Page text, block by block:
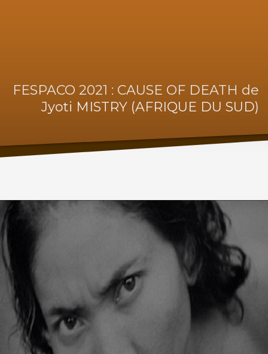
FESPACO 2021 : CAUSE OF DEATH de
Jyoti MISTRY (AFRIQUE DU SUD)